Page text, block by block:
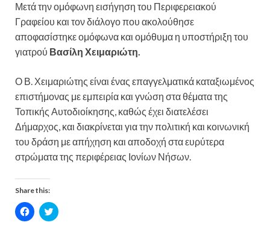
Μετά την ομόφωνη εισήγηση του Περιφερειακού
Γραφείου και τον διάλογο που ακολούθησε
αποφασίστηκε ομόφωνα και ομόθυμα η υποστήριξη του
γιατρού Βασίλη Χειμαριώτη.
Ο Β. Χειμαριώτης είναι ένας επαγγελματικά καταξιωμένος
επιστήμονας με εμπειρία και γνώση στα θέματα της
Τοπικής Αυτοδιοίκησης, καθώς έχει διατελέσει
Δήμαρχος, και διακρίνεται για την πολιτική και κοινωνική
του δράση με απήχηση και αποδοχή στα ευρύτερα
στρώματα της περιφέρειας Ιονίων Νήσων.
Share this:
C
l
C
l